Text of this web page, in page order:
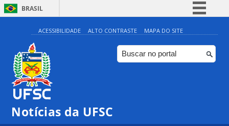
BRASIL
Simplifique!
Comunica BR
Participe
ACESSIBILIDADE ALTO CONTRASTE MAPA DO SITE
Notícias da UFSC